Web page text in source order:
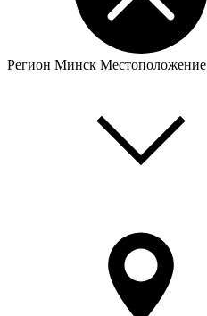
Регион Минск Местоположение